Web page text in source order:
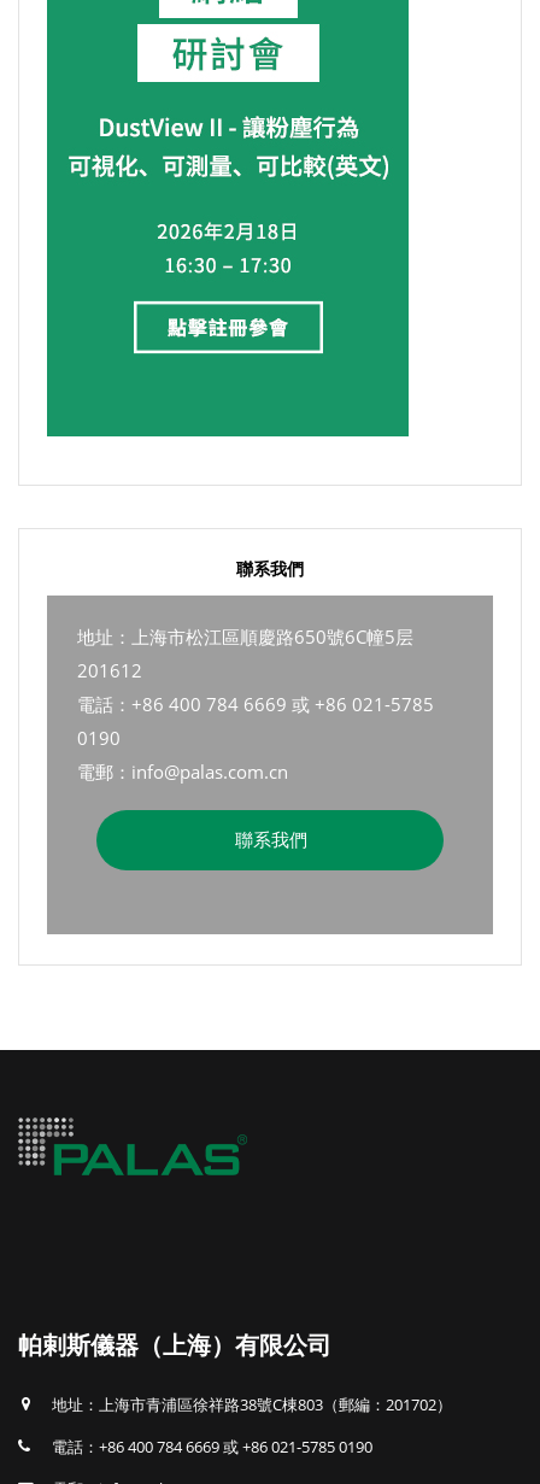
聯系我們
地址：上海市松江區順慶路650號6C幢5层
201612
電話：+86 400 784 6669 或 +86 021-5785
0190
電郵：info@palas.com.cn
聯系我們
帕剌斯儀器（上海）有限公司
地址：上海市青浦區徐祥路38號C棟803（郵編：201702）
電話：+86 400 784 6669 或 +86 021-5785 0190